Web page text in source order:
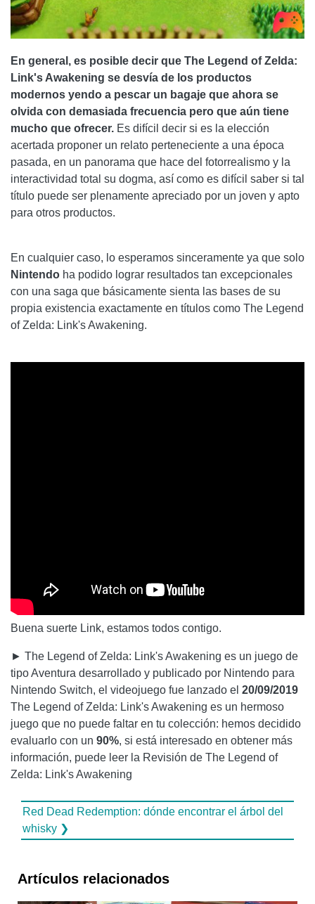
En general, es posible decir que The Legend of Zelda:
Link's Awakening se desvía de los productos
modernos yendo a pescar un bagaje que ahora se
olvida con demasiada frecuencia pero que aún tiene
mucho que ofrecer. Es difícil decir si es la elección
acertada proponer un relato perteneciente a una época
pasada, en un panorama que hace del fotorrealismo y la
interactividad total su dogma, así como es difícil saber si tal
título puede ser plenamente apreciado por un joven y apto
para otros productos.
En cualquier caso, lo esperamos sinceramente ya que solo
Nintendo ha podido lograr resultados tan excepcionales
con una saga que básicamente sienta las bases de su
propia existencia exactamente en títulos como The Legend
of Zelda: Link's Awakening.
Buena suerte Link, estamos todos contigo.
► The Legend of Zelda: Link's Awakening es un juego de
tipo Aventura desarrollado y publicado por Nintendo para
Nintendo Switch, el videojuego fue lanzado el 20/09/2019
The Legend of Zelda: Link's Awakening es un hermoso
juego que no puede faltar en tu colección: hemos decidido
evaluarlo con un 90%, si está interesado en obtener más
información, puede leer la Revisión de The Legend of
Zelda: Link's Awakening
Red Dead Redemption: dónde encontrar el árbol del
whisky ❯
Artículos relacionados